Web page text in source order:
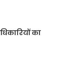
का